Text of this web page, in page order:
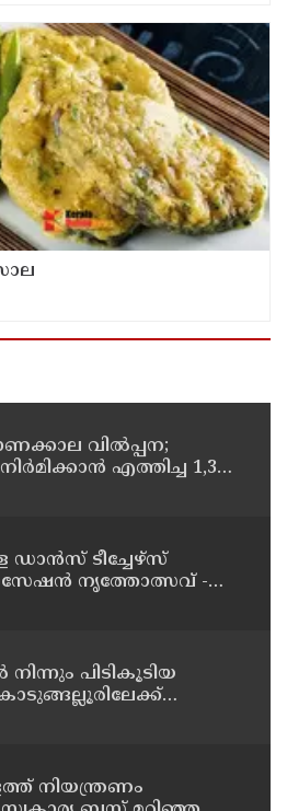
വിൽപ്പന;
എത്തിച്ച 1,350
ടീച്ചേഴ്സ്
നൃത്തോത്സവ് -
നിന്നും പിടികൂടിയ
നിയന്ത്രണം